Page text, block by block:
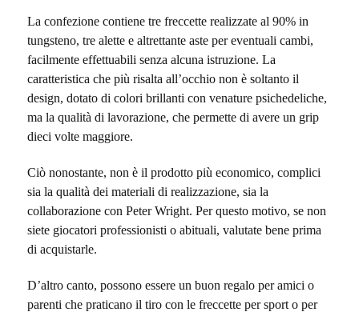
La confezione contiene tre freccette realizzate al 90% in
tungsteno, tre alette e altrettante aste per eventuali cambi,
facilmente effettuabili senza alcuna istruzione. La
caratteristica che più risalta all’occhio non è soltanto il
design, dotato di colori brillanti con venature psichedeliche,
ma la qualità di lavorazione, che permette di avere un grip
dieci volte maggiore.
Ciò nonostante, non è il prodotto più economico, complici
sia la qualità dei materiali di realizzazione, sia la
collaborazione con Peter Wright. Per questo motivo, se non
siete giocatori professionisti o abituali, valutate bene prima
di acquistarle.
D’altro canto, possono essere un buon regalo per amici o
parenti che praticano il tiro con le freccette per sport o per